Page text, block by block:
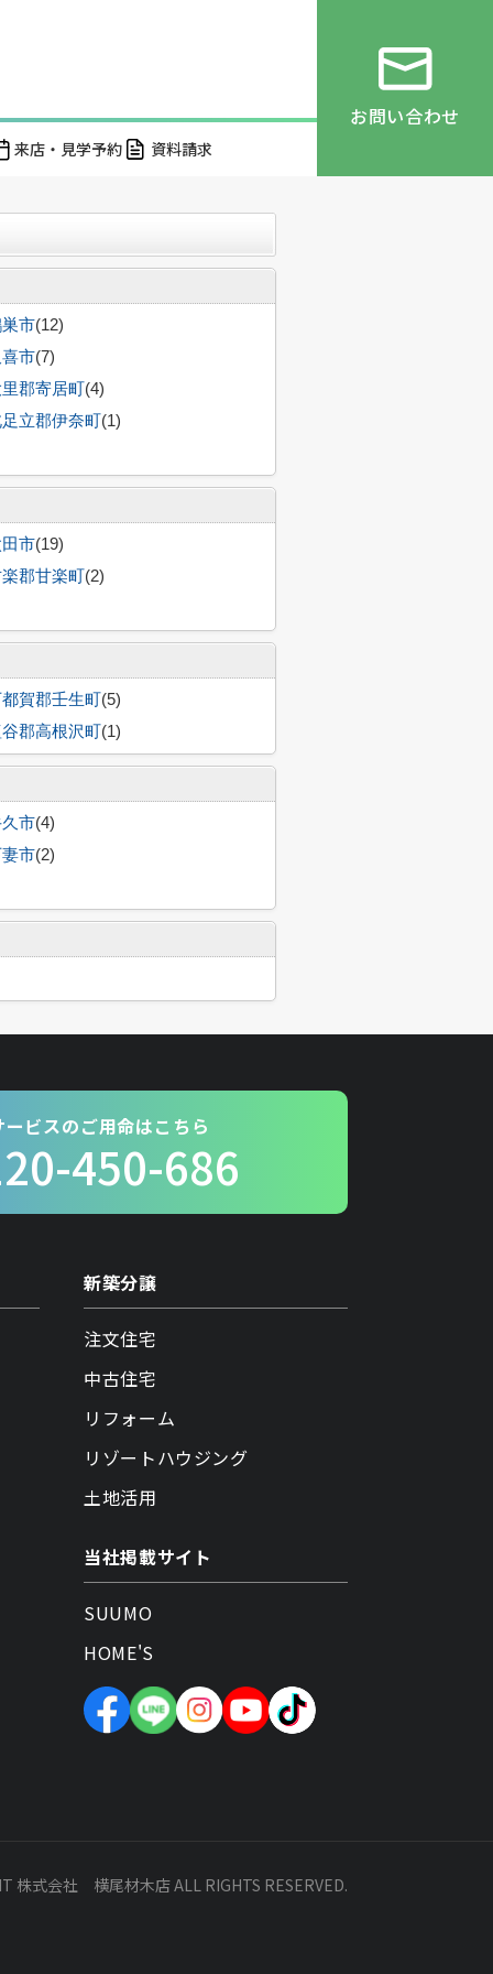
来店・見学予約 資料請求
お問い合わせ
市(12)
喜市(7)
里郡寄居町(4)
立郡伊奈町(1)
田市(19)
郡甘楽町(2)
賀郡壬生町(5)
郡高根沢町(1)
市(4)
市(2)
ービスのご用命はこちら
450-686
新築分譲
注文住宅
中古住宅
リフォーム
リゾートハウジング
土地活用
当社掲載サイト
SUUMO
HOME'S
株式会社 横尾材木店 ALL RIGHTS RESERVED.